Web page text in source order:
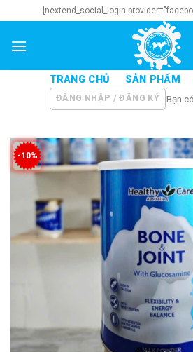
to
content
[nextend_social_login
TRANG CHỦ SẢN PHẨM
ĐĂNG NHẬP / ĐĂNG KÝ Bạn có
-10%